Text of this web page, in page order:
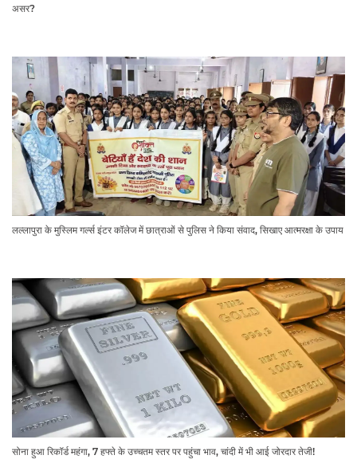
असर?
लल्लापुरा के मुस्लिम गर्ल्स इंटर कॉलेज में छात्राओं से पुलिस ने किया संवाद, सिखाए आत्मरक्षा के उपाय
सोना हुआ रिकॉर्ड महंगा, 7 हफ्ते के उच्चतम स्तर पर पहुंचा भाव, चांदी में भी आई जोरदार तेजी!